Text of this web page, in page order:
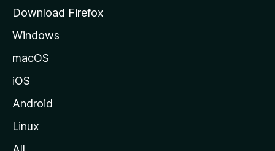
Download Firefox
Windows
macOS
iOS
Android
Linux